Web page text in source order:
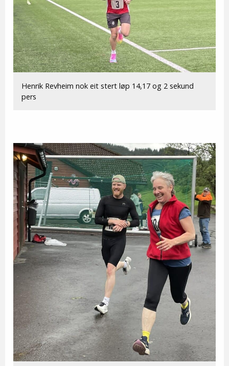
Henrik Revheim nok eit stert løp 14,17 og 2 sekund
pers